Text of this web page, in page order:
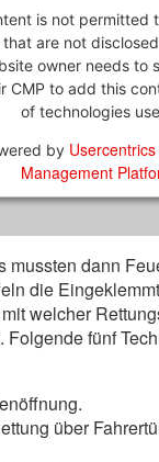
is not permitted
are not
owner needs to
CMP to add this
of technologies
by
Management
mussten dann
die
welcher
Folgende fünf
über